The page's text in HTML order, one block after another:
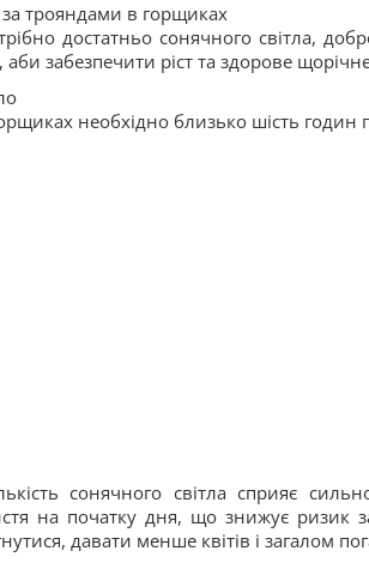
трояндами в горщиках
достатньо сонячного світла,
забезпечити ріст та здорове
необхідно близько шість годин
сонячного світла сприяє
на початку дня, що знижує ризик
давати менше квітів і загалом